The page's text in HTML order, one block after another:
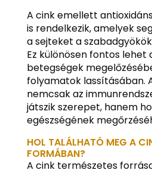
A cink emellett
is rendelkezik, amelyek
a sejteket a
Ez különösen fontos lehet
betegségek
folyamatok lassításában.
nemcsak az
játszik szerepet, hanem
egészségének
HOL TALÁLHATÓ MEG A
FORMÁBAN?
A cink természetes